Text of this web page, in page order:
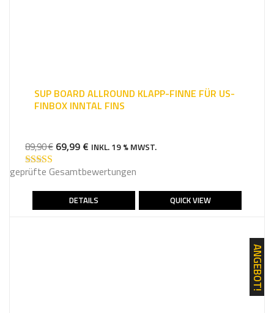
SUP BOARD ALLROUND KLAPP-FINNE FÜR US-
FINBOX INNTAL FINS
89,90€ URSPRÜNGLICHER
WAR:
89,90 €
69,99 € AKTUELLER
IST:
69,99 €.
INKL. 19 % MWST.
Bewertet mit
geprüfte Gesamtbewertungen
DETAILS QUICK VIEW
ANGEBOT!